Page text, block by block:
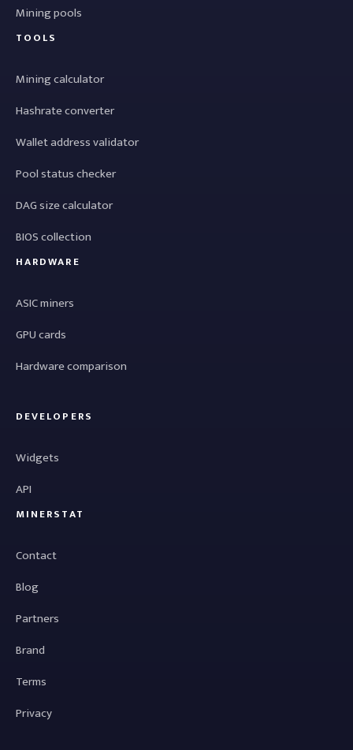
Mining pools
TOOLS
Mining calculator
Hashrate converter
Wallet address validator
Pool status checker
DAG size calculator
BIOS collection
HARDWARE
ASIC miners
GPU cards
Hardware comparison
DEVELOPERS
Widgets
API
MINERSTAT
Contact
Blog
Partners
Brand
Terms
Privacy